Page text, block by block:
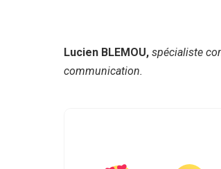
Lucien BLEMOU, spécialiste
communication.